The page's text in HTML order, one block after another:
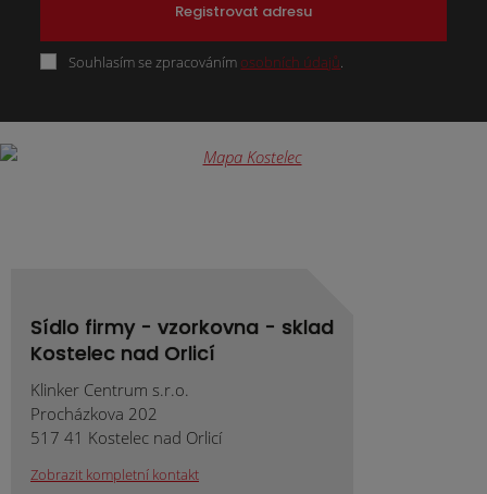
Registrovat adresu
Souhlasím se zpracováním osobních údajů.
Sídlo firmy - vzorkovna - sklad
Kostelec nad Orlicí
Klinker Centrum s.r.o.
Procházkova 202
517 41 Kostelec nad Orlicí
Zobrazit kompletní kontakt